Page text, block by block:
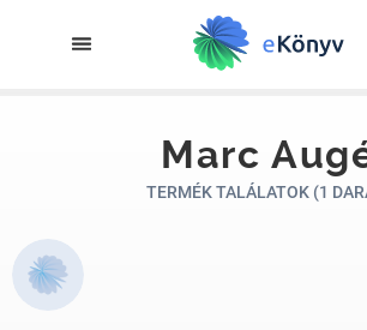
Marc
TERMÉK TALÁLATOK (1